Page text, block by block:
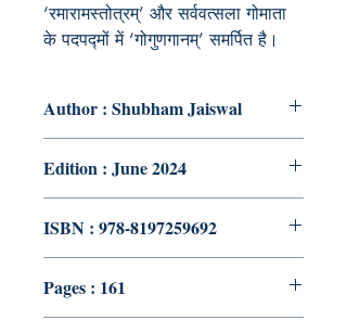
‘रमारामस्तोत्रम्’ और सर्ववत्सला गोमाता
के पदपद्मों में ‘गोगुणगानम्’ समर्पित है।
Author : Shubham Jaiswal
Edition : June 2024
ISBN : 978-8197259692
Pages : 161